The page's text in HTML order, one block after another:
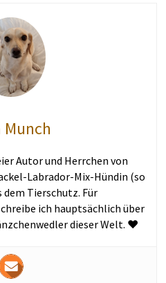
Munch
Autor und Herrchen von
Labrador-Mix-Hündin (so
dem Tierschutz. Für
ich hauptsächlich über
dieser Welt. ♥